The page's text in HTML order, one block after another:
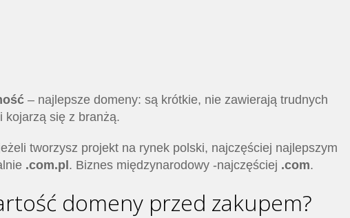
– najlepsze domeny: są krótkie, nie zawierają trudnych
kojarzą się z branżą.
tworzysz projekt na rynek polski, najczęściej najlepszym
.com.pl. Biznes międzynarodowy -najczęściej .com.
domeny przed zakupem?